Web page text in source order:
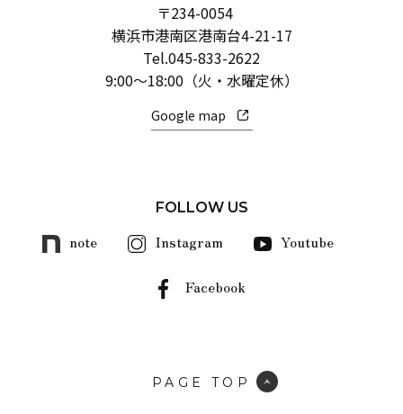
〒234-0054
横浜市港南区港南台4-21-17
Tel.045-833-2622
9:00～18:00（火・水曜定休）
Google map
FOLLOW US
note Instagram Youtube
Facebook
PAGE TOP